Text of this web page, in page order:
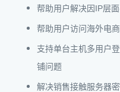
帮助用户解决因IP层
帮助用户访问海外电
支持单台主机多用户
铺问题
解决销售接触服务器